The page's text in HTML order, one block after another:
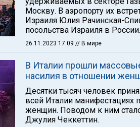
Москву. В аэропорту их
Израиля Юлия Рачинская-
посольства Израиля в России.
26.11.2023 17:09 // В мире
В Италии прошли
насилия в отношении
Десятки тысяч человек
всей Италии манифестациях
женщин. Поводом к ним
Джулия Чеккеттин.